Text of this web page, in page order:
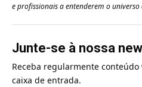
e profissionais a entenderem o universo
Junte-se à nossa
Receba regularmente
caixa de entrada.